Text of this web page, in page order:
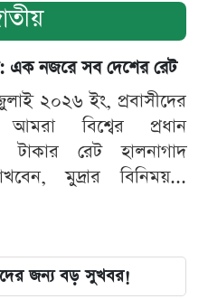
এক নজরে সব দেশের রেট
২০২৬ ইং, প্রবাসীদের
আমরা বিশ্বের প্রধান
টাকার রেট হালনাগাদ
মুদ্রার বিনিময়...
জন্য বড় সুখবর!